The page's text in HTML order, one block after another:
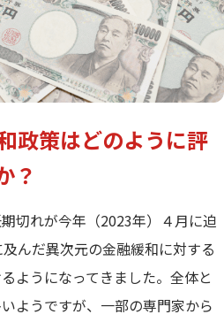
政策はどのように評
？
切れが今年（2023年）４月に迫
んだ異次元の金融緩和に対する
ようになってきました。全体と
ようですが、一部の専門家から